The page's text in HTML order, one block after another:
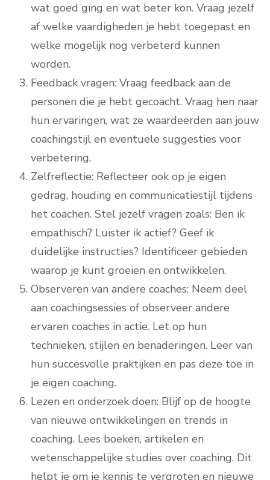
wat goed ging en wat beter kon. Vraag jezelf
af welke vaardigheden je hebt toegepast en
welke mogelijk nog verbeterd kunnen
worden.
Feedback vragen: Vraag feedback aan de
personen die je hebt gecoacht. Vraag hen naar
hun ervaringen, wat ze waardeerden aan jouw
coachingstijl en eventuele suggesties voor
verbetering.
Zelfreflectie: Reflecteer ook op je eigen
gedrag, houding en communicatiestijl tijdens
het coachen. Stel jezelf vragen zoals: Ben ik
empathisch? Luister ik actief? Geef ik
duidelijke instructies? Identificeer gebieden
waarop je kunt groeien en ontwikkelen.
Observeren van andere coaches: Neem deel
aan coachingsessies of observeer andere
ervaren coaches in actie. Let op hun
technieken, stijlen en benaderingen. Leer van
hun succesvolle praktijken en pas deze toe in
je eigen coaching.
Lezen en onderzoek doen: Blijf op de hoogte
van nieuwe ontwikkelingen en trends in
coaching. Lees boeken, artikelen en
wetenschappelijke studies over coaching. Dit
helpt je om je kennis te vergroten en nieuwe